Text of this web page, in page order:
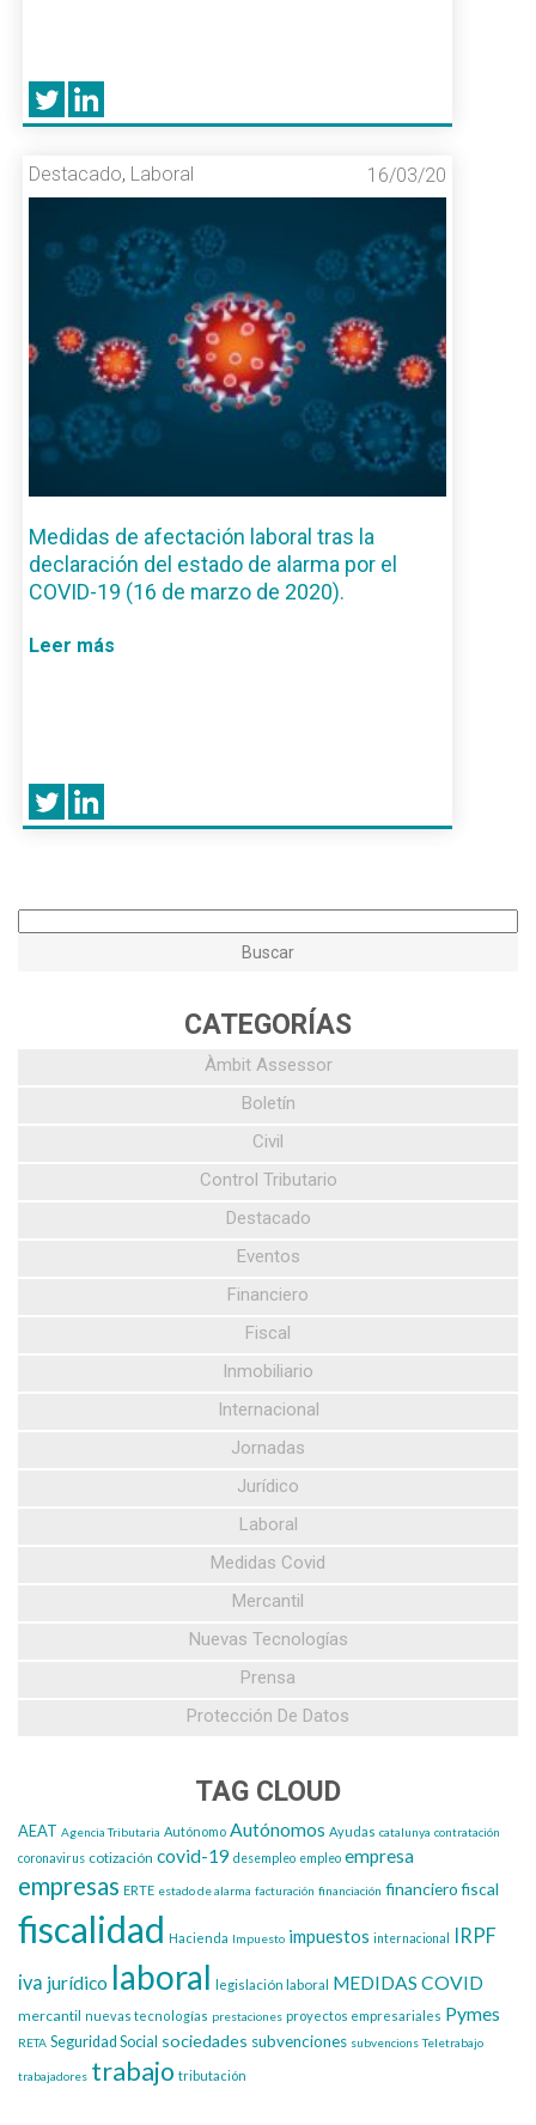
Destacado, Laboral 16/03/20
Medidas de afectación laboral tras la
declaración del estado de alarma por el
COVID-19 (16 de marzo de 2020).
Leer más
CATEGORÍAS
Àmbit Assessor
Boletín
Civil
Control Tributario
Destacado
Eventos
Financiero
Fiscal
Inmobiliario
Internacional
Jornadas
Jurídico
Laboral
Medidas Covid
Mercantil
Nuevas Tecnologías
Prensa
Protección De Datos
TAG CLOUD
AEAT Agencia Tributaria Autónomo Autónomos Ayudas catalunya contratación
coronavirus cotización covid-19 desempleo empleo empresa
empresas ERTE estado de alarma facturación financiación financiero fiscal
fiscalidad Hacienda Impuesto impuestos internacional IRPF
iva jurídico laboral legislación laboral MEDIDAS COVID
mercantil nuevas tecnologías prestaciones proyectos empresariales Pymes
RETA Seguridad Social sociedades subvenciones subvencions Teletrabajo
trabajadores trabajo tributación